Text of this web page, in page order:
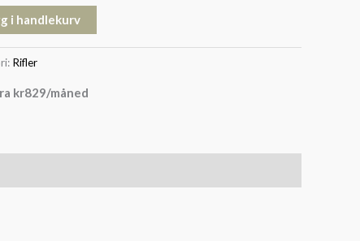
i handlekurv
Rifler
kr829/måned